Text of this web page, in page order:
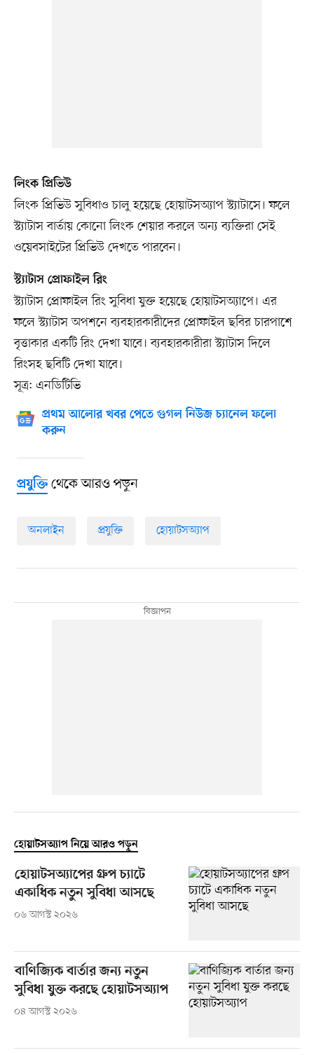
লিংক প্রিভিউ
লিংক প্রিভিউ সুবিধাও চালু হয়েছে হোয়াটসঅ্যাপ স্ট্যাটাসে। ফলে
স্ট্যাটাস বার্তায় কোনো লিংক শেয়ার করলে অন্য ব্যক্তিরা সেই
ওয়েবসাইটের প্রিভিউ দেখতে পারবেন।
স্ট্যাটাস প্রোফাইল রিং
স্ট্যাটাস প্রোফাইল রিং সুবিধা যুক্ত হয়েছে হোয়াটসঅ্যাপে। এর
ফলে স্ট্যাটাস অপশনে ব্যবহারকারীদের প্রোফাইল ছবির চারপাশে
বৃত্তাকার একটি রিং দেখা যাবে। ব্যবহারকারীরা স্ট্যাটাস দিলে
রিংসহ ছবিটি দেখা যাবে।
সূত্র: এনডিটিভি
প্রথম আলোর খবর পেতে গুগল নিউজ চ্যানেল ফলো
করুন
প্রযুক্তিথেকে আরও পড়ুন
অনলাইন প্রযুক্তি হোয়াটসঅ্যাপ
হোয়াটসঅ্যাপ নিয়ে আরও পড়ুন
হোয়াটসঅ্যাপের গ্রুপ চ্যাটে
একাধিক নতুন সুবিধা আসছে
০৬ আগস্ট ২০২৬
বাণিজ্যিক বার্তার জন্য নতুন
সুবিধা যুক্ত করছে হোয়াটসঅ্যাপ
০৪ আগস্ট ২০২৬